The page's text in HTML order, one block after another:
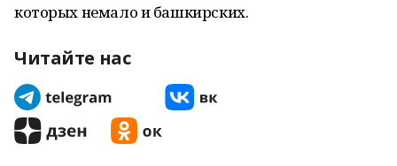
которых немало и башкирских.
Читайте нас